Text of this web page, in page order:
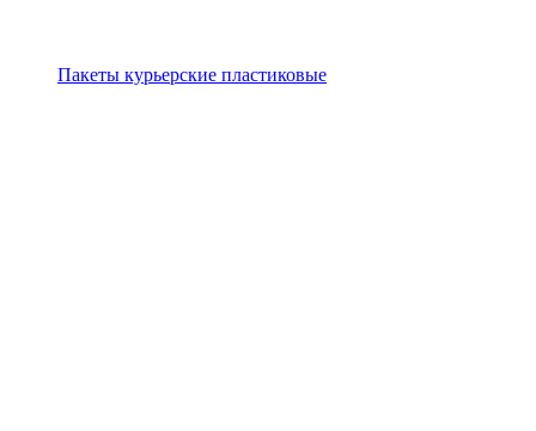
Пакеты курьерские пластиковые